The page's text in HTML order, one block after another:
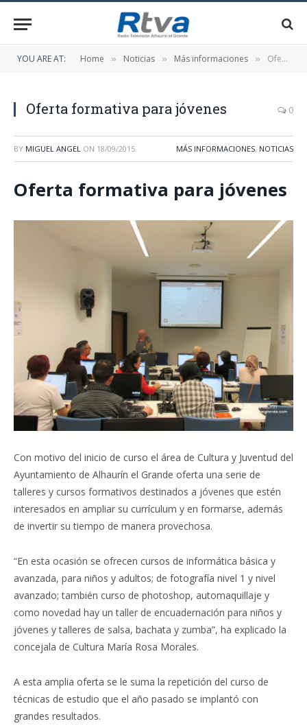
YOU ARE AT: Home » Noticias » Más informaciones » Oferta formativa para jóvenes
Oferta formativa para jóvenes 0
BY MIGUEL ANGEL ON 18/09/2015 MÁS INFORMACIONES, NOTICIAS
Oferta formativa para jóvenes
Con motivo del inicio de curso el área de Cultura y Juventud del
Ayuntamiento de Alhaurín el Grande oferta una serie de
talleres y cursos formativos destinados a jóvenes que estén
interesados en ampliar su currículum y en formarse, además
de invertir su tiempo de manera provechosa.
“En esta ocasión se ofrecen cursos de informática básica y
avanzada, para niños y adultos; de fotografía nivel 1 y nivel
avanzado; también curso de photoshop, automaquillaje y
como novedad hay un taller de encuadernación para niños y
jóvenes y talleres de salsa, bachata y zumba”, ha explicado la
concejala de Cultura María Rosa Morales.
A esta amplia oferta se le suma la repetición del curso de
técnicas de estudio que el año pasado se implantó con
grandes resultados.